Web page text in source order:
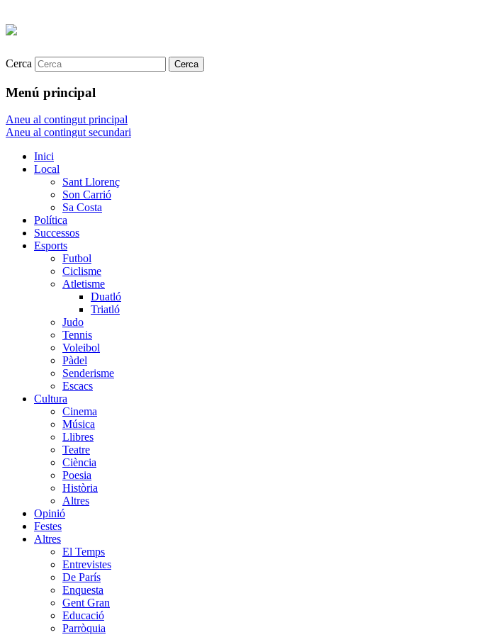
Cerca
Menú principal
Aneu al contingut principal
Aneu al contingut secundari
Inici
Local
Sant Llorenç
Son Carrió
Sa Costa
Política
Successos
Esports
Futbol
Ciclisme
Atletisme
Duatló
Triatló
Judo
Tennis
Voleibol
Pàdel
Senderisme
Escacs
Cultura
Cinema
Música
Llibres
Teatre
Ciència
Poesia
Història
Altres
Opinió
Festes
Altres
El Temps
Entrevistes
De París
Enquesta
Gent Gran
Educació
Parròquia